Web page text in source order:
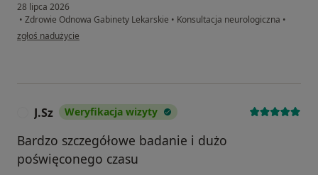
28 lipca 2026
• Zdrowie Odnowa Gabinety Lekarskie • Konsultacja neurologiczna •
w opinii użytkownika J.M.
zgłoś nadużycie
J.Sz Weryfikacja wizyty
Bardzo szczegółowe badanie i dużo
poświęconego czasu